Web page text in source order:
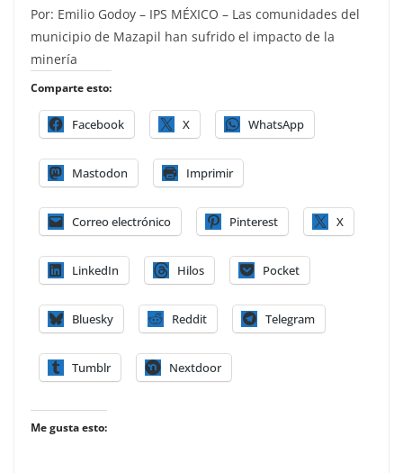
Por: Emilio Godoy – IPS MÉXICO – Las comunidades del
municipio de Mazapil han sufrido el impacto de la
minería
Comparte esto:
Facebook X WhatsApp
Mastodon Imprimir
Correo electrónico Pinterest X
LinkedIn Hilos Pocket
Bluesky Reddit Telegram
Tumblr Nextdoor
Me gusta esto: